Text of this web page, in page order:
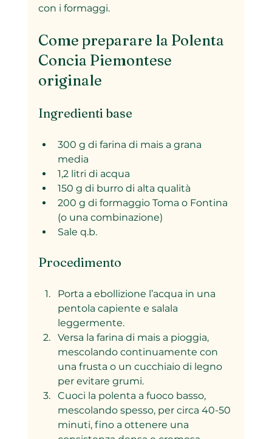
con i formaggi.
Come preparare la Polenta
Concia Piemontese
originale
Ingredienti base
300 g di farina di mais a grana
media
1,2 litri di acqua
150 g di burro di alta qualità
200 g di formaggio Toma o Fontina
(o una combinazione)
Sale q.b.
Procedimento
Porta a ebollizione l’acqua in una
pentola capiente e salala
leggermente.
Versa la farina di mais a pioggia,
mescolando continuamente con
una frusta o un cucchiaio di legno
per evitare grumi.
Cuoci la polenta a fuoco basso,
mescolando spesso, per circa 40-50
minuti, fino a ottenere una